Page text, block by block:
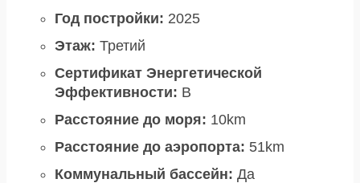
Год постройки: 2025
Этаж: Третий
Сертификат Энергетической
Эффективности: B
Расстояние до моря: 10km
Расстояние до аэропорта: 51km
Коммунальный бассейн: Да